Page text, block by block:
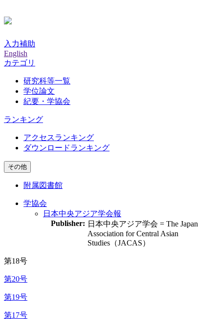
入力補助
English
カテゴリ
研究科等一覧
学位論文
紀要・学協会
ランキング
アクセスランキング
ダウンロードランキング
その他
附属図書館
学協会
日本中央アジア学会報
Publisher: 日本中央アジア学会 = The Japan
Association for Central Asian
Studies（JACAS）
第18号
第20号
第19号
第17号